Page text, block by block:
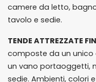
camere da letto,
tavolo e sedie.
TENDE ATTREZZATE
composte da un
un vano portaoggetti,
sedie. Ambienti, colori